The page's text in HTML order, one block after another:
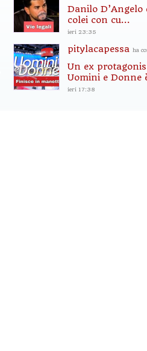
Danilo
colei con cu...
ieri 23:35
pitylacapessa ha
Un ex
Uomini e Donne
ieri 17:38